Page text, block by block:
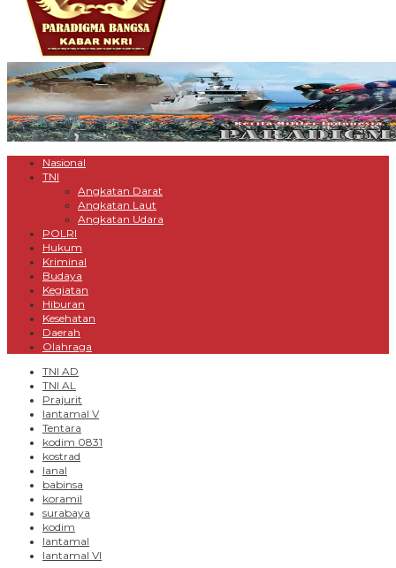
Nasional
TNI
Angkatan Darat
Angkatan Laut
Angkatan Udara
POLRI
Hukum
Kriminal
Budaya
Kegiatan
Hiburan
Kesehatan
Daerah
Olahraga
TNI AD
TNI AL
Prajurit
lantamal V
Tentara
kodim 0831
kostrad
lanal
babinsa
koramil
surabaya
kodim
lantamal
lantamal VI